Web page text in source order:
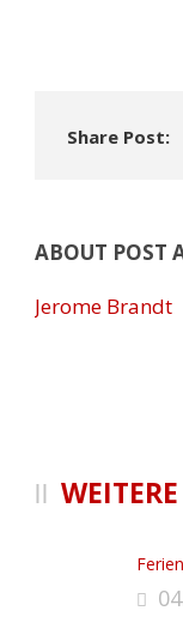
Share Post:
ABOUT POST
Jerome Brandt